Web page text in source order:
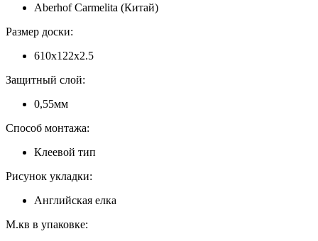
Aberhof Carmelita (Китай)
Размер доски:
610x122x2.5
Защитный слой:
0,55мм
Способ монтажа:
Клеевой тип
Рисунок укладки:
Английская елка
М.кв в упаковке: